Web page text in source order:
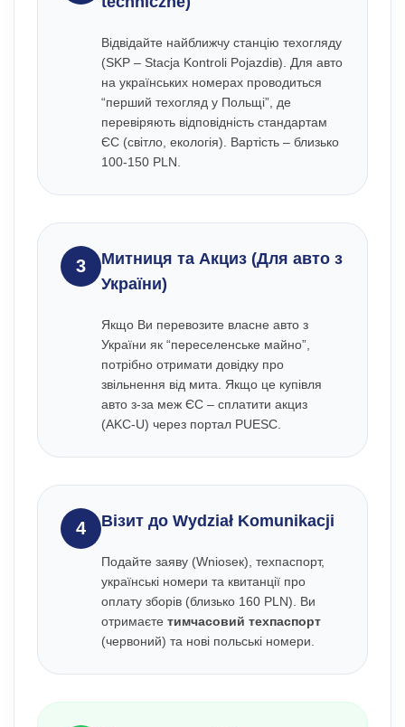
Відвідайте найближчу станцію техогляду
(SKP – Stacja Kontroli Pojazdів). Для авто
на українських номерах проводиться
“перший техогляд у Польщі”, де
перевіряють відповідність стандартам
ЄС (світло, екологія). Вартість – близько
100-150 PLN.
3
Митниця та Акциз (Для авто з
України)
Якщо Ви перевозите власне авто з
України як “переселенське майно”,
потрібно отримати довідку про
звільнення від мита. Якщо це купівля
авто з-за меж ЄС – сплатити акциз
(AKC-U) через портал PUESC.
4 Візит до Wydział Komunikacji
Подайте заяву (Wnioseк), техпаспорт,
українські номери та квитанції про
оплату зборів (близько 160 PLN). Ви
отримаєте тимчасовий техпаспорт
(червоний) та нові польські номери.